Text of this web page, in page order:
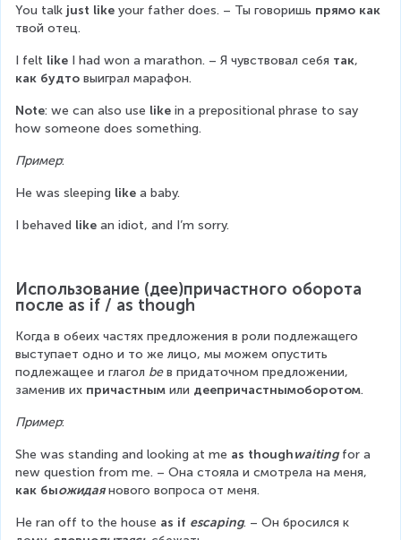
You talk just like your father does. – Ты говоришь прямо как
твой отец.
I felt like I had won a marathon. – Я чувствовал себя так,
как будто выиграл марафон.
Note: we can also use like in a prepositional phrase to say
how someone does something.
Пример:
He was sleeping like a baby.
I behaved like an idiot, and I’m sorry.
Использование (дее)причастного оборота
после as if / as though
Когда в обеих частях предложения в роли подлежащего
выступает одно и то же лицо, мы можем опустить
подлежащее и глагол be в придаточном предложении,
заменив их причастным или деепричастнымоборотом.
Пример:
She was standing and looking at me as thoughwaiting for a
new question from me. – Она стояла и смотрела на меня,
как быожидая нового вопроса от меня.
He ran off to the house as if escaping. – Он бросился к